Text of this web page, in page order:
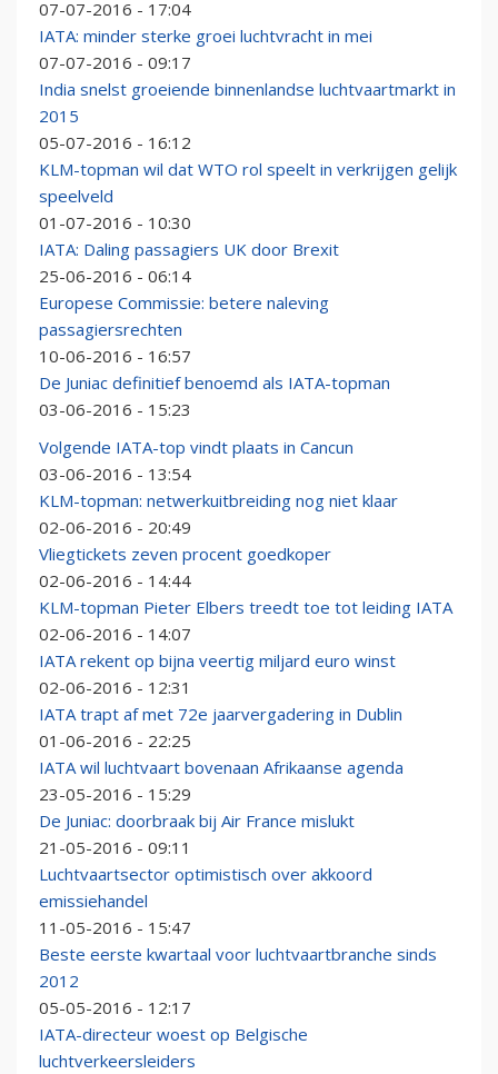
07-07-2016 - 17:04
IATA: minder sterke groei luchtvracht in mei
07-07-2016 - 09:17
India snelst groeiende binnenlandse luchtvaartmarkt in
2015
05-07-2016 - 16:12
KLM-topman wil dat WTO rol speelt in verkrijgen gelijk
speelveld
01-07-2016 - 10:30
IATA: Daling passagiers UK door Brexit
25-06-2016 - 06:14
Europese Commissie: betere naleving
passagiersrechten
10-06-2016 - 16:57
De Juniac definitief benoemd als IATA-topman
03-06-2016 - 15:23
Volgende IATA-top vindt plaats in Cancun
03-06-2016 - 13:54
KLM-topman: netwerkuitbreiding nog niet klaar
02-06-2016 - 20:49
Vliegtickets zeven procent goedkoper
02-06-2016 - 14:44
KLM-topman Pieter Elbers treedt toe tot leiding IATA
02-06-2016 - 14:07
IATA rekent op bijna veertig miljard euro winst
02-06-2016 - 12:31
IATA trapt af met 72e jaarvergadering in Dublin
01-06-2016 - 22:25
IATA wil luchtvaart bovenaan Afrikaanse agenda
23-05-2016 - 15:29
De Juniac: doorbraak bij Air France mislukt
21-05-2016 - 09:11
Luchtvaartsector optimistisch over akkoord
emissiehandel
11-05-2016 - 15:47
Beste eerste kwartaal voor luchtvaartbranche sinds
2012
05-05-2016 - 12:17
IATA-directeur woest op Belgische
luchtverkeersleiders